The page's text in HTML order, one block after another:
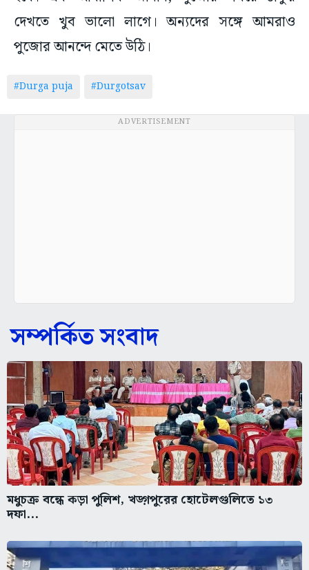
দেখতে খুব ভালো লাগে। অন্যদের সঙ্গে আমরাও
পুজোর আনন্দে মেতে উঠি।
#Durga puja #Durgotsav
ADVERTISEMENT
সম্পর্কিত সংবাদ
মধুচক্র বন্ধে কড়া পুলিশ, খড়্গপুরের হোটেলগুলিতে ১৩
দফা...